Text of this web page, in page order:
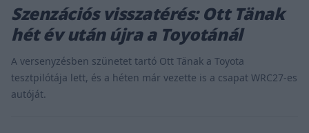
Szenzációs visszatérés: Ott Tänak
hét év után újra a Toyotánál
A versenyzésben szünetet tartó Ott Tänak a Toyota
tesztpilótája lett, és a héten már vezette is a csapat WRC27-es
autóját.